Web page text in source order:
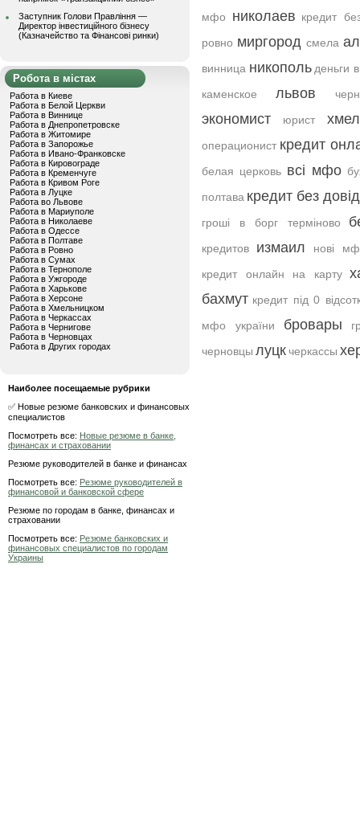
Заступник Голови Правління —
Директор інвестиційного бізнесу
(Казначейство та Фінансові ринки)
Робота в містах
Работа в Киеве
Работа в Белой Церкви
Работа в Виннице
Работа в Днепропетровске
Работа в Житомире
Работа в Запорожье
Работа в Ивано-Франковске
Работа в Кировограде
Работа в Кременчуге
Работа в Кривом Роге
Работа в Луцке
Работа во Львове
Работа в Мариуполе
Работа в Николаеве
Работа в Одессе
Работа в Полтаве
Работа в Ровно
Работа в Сумах
Работа в Тернополе
Работа в Ужгороде
Работа в Харькове
Работа в Херсоне
Работа в Хмельницком
Работа в Черкассах
Работа в Чернигове
Работа в Черновцах
Работа в Других городах
Наиболее посещаемые рубрики
✅ Новые резюме банковских и финансовых
специалистов
Посмотреть все: Новые резюме в банке,
финансах и страховании
Резюме руководителей в банке и финансах
Посмотреть все: Резюме руководителей в
финансовой и банковской сфере
Резюме по городам в банке, финансах и
страховании
Посмотреть все: Резюме банковских и
финансовых специалистов по городам
Украины
мфо
николаев кредит
ровно миргород смела
винница никополь деньги
каменское
львов
экономист юрист
операционист кредит
белая церковь всі мфо
полтава кредит без
гроші в борг терміново
кредитов измаил
нові
кредит онлайн на карту
бахмут кредит під 0
мфо україни
бровары
черновцы луцк черкассы